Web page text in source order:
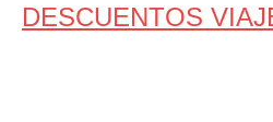
DESCUENTOS